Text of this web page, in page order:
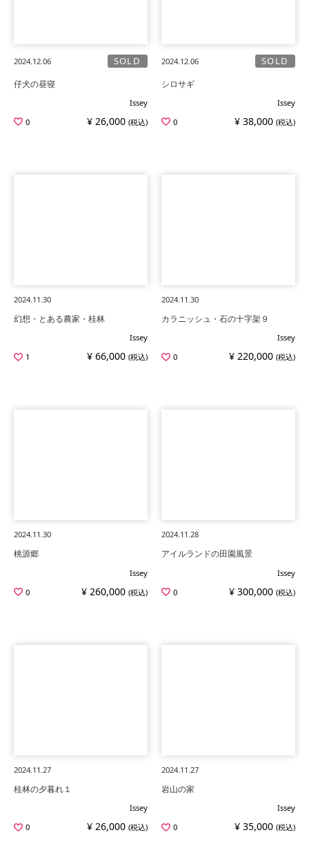
2024.12.06 SOLD
仔犬の昼寝
Issey
0
¥ 26,000 (税込)
2024.12.06 SOLD
シロサギ
Issey
0
¥ 38,000 (税込)
2024.11.30
幻想・とある農家・桂林
Issey
1
¥ 66,000 (税込)
2024.11.30
カラニッシュ・石の十字架９
Issey
0
¥ 220,000 (税込)
2024.11.30
桃源郷
Issey
0
¥ 260,000 (税込)
2024.11.28
アイルランドの田園風景
Issey
0
¥ 300,000 (税込)
2024.11.27
桂林の夕暮れ１
Issey
0
¥ 26,000 (税込)
2024.11.27
岩山の家
Issey
0
¥ 35,000 (税込)